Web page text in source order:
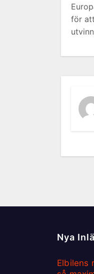
för
Nya
Elbilens